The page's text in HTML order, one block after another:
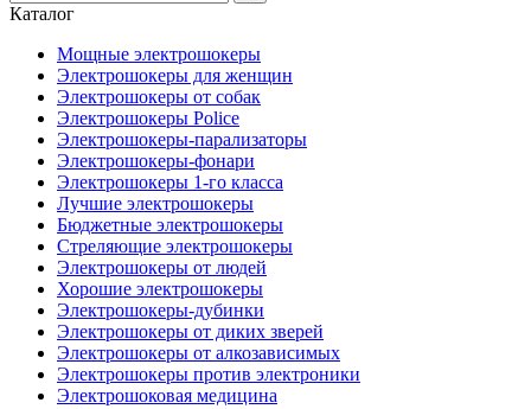
Каталог
Мощные электрошокеры
Электрошокеры для женщин
Электрошокеры от собак
Электрошокеры Police
Электрошокеры-парализаторы
Электрошокеры-фонари
Электрошокеры 1-го класса
Лучшие электрошокеры
Бюджетные электрошокеры
Стреляющие электрошокеры
Электрошокеры от людей
Хорошие электрошокеры
Электрошокеры-дубинки
Электрошокеры от диких зверей
Электрошокеры от алкозависимых
Электрошокеры против электроники
Электрошоковая медицина